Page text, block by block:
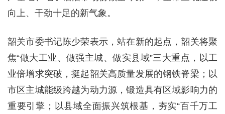
向上、干劲十足的新气象。
韶关市委书记陈少荣表示，站在新的起点，韶关将聚
焦“做大工业、做强主城、做实县域”三大重点，以工
业倍增求突破，挺起韶关高质量发展的钢铁脊梁；以
市区主城能级跨越为动力源，锻造具有区域影响力的
重要引擎；以县域全面振兴筑根基，夯实“百千万工